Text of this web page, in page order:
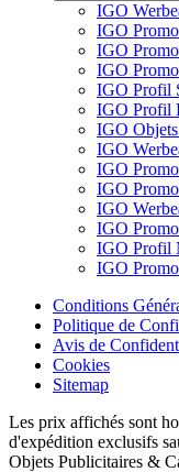
IGO
IGO
IGO
IGO
IGO Profil
IGO Profil
IGO
IGO
IGO
IGO
IGO
IGO
IGO Profil
IGO
Conditions
Politique de
Avis de
Cookies
Sitemap
Les prix affichés sont
d'expédition exclusifs
Objets Publicitaires &